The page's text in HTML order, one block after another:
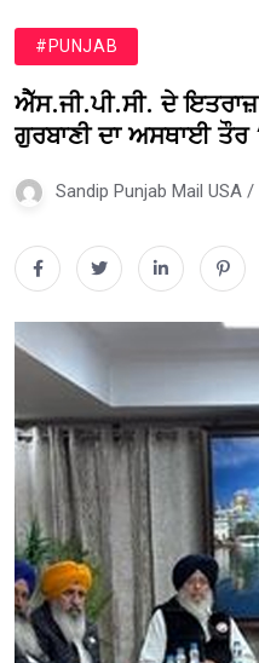
#PUNJAB
ਐੱਸ.ਜੀ.ਪੀ.ਸੀ. ਦੇ
ਗੁਰਬਾਣੀ ਦਾ ਅਸਥਾਈ
Sandip Punjab Mail USA /